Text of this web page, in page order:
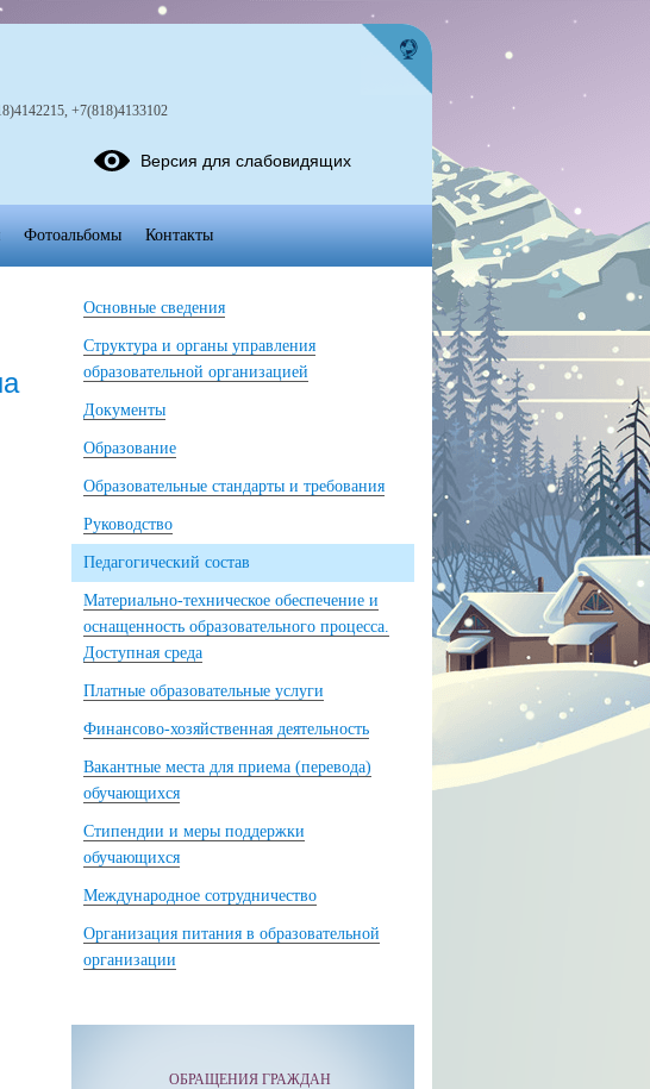
Основные сведения
Структура и органы управления
образовательной организацией
Документы
Образование
Образовательные стандарты и требования
Руководство
Педагогический состав
Материально-техническое обеспечение и
оснащенность образовательного процесса.
Доступная среда
Платные образовательные услуги
Финансово-хозяйственная деятельность
Вакантные места для приема (перевода)
обучающихся
Стипендии и меры поддержки
обучающихся
Международное сотрудничество
Организация питания в образовательной
организации
ОБРАЩЕНИЯ ГРАЖДАН
+7(818)4133102
Версия для слабовидящих
Фотоальбомы Контакты